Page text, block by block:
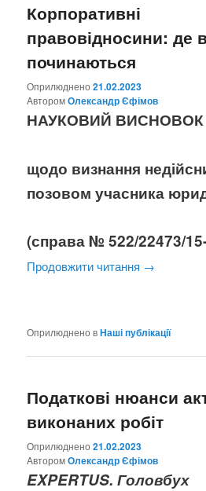
Корпоративні
правовідносини: де
починаються
Оприлюднено21.02.2023
AвторомОлександр Єфімов
НАУКОВИЙ ВИСНОВОК
щодо визнання
позовом учасника
(справа № 522/22473/
Продовжити читання →
Оприлюднено вНаші публікації
Податкові нюанси
виконаних робіт
Оприлюднено21.02.2023
AвторомОлександр Єфімов
EXPERTUS. Головбух